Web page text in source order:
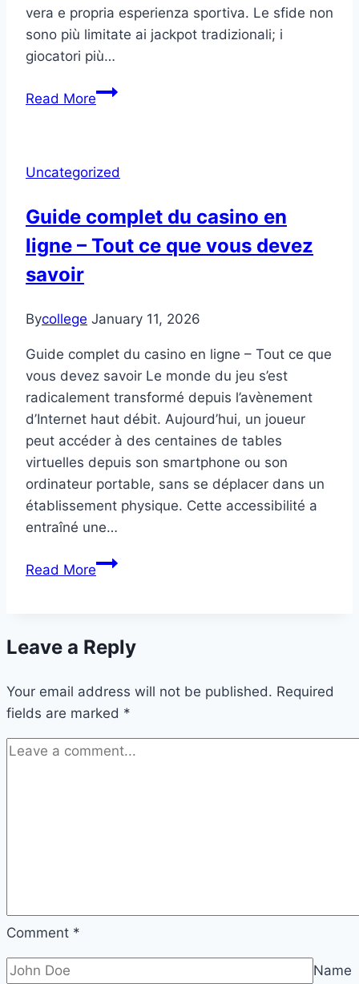
vera e propria esperienza sportiva. Le sfide non
sono più limitate ai jackpot tradizionali; i
giocatori più…
Read MoreVincitori
Come
e
Sicurezza
il
Successo
Uncategorized
Guide complet du casino en
ligne – Tout ce que vous devez
savoir
Bycollege January 11, 2026
Guide complet du casino en ligne – Tout ce que
vous devez savoir Le monde du jeu s’est
radicalement transformé depuis l’avènement
d’Internet haut débit. Aujourd’hui, un joueur
peut accéder à des centaines de tables
virtuelles depuis son smartphone ou son
ordinateur portable, sans se déplacer dans un
établissement physique. Cette accessibilité a
entraîné une…
Read MoreGuide
en
–
Tout
ce
que
Leave a Reply
Your email address will not be published. Required
fields are marked *
Comment *
Name